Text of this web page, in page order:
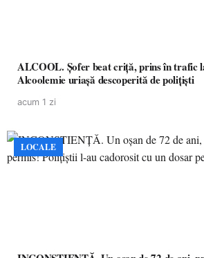
ALCOOL. Șofer beat criță, prins în trafic
Alcoolemie uriașă descoperită de polițiști
acum 1 zi
LOCALE